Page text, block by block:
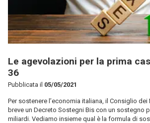
Le agevolazioni per la prima
36
Pubblicata il 05/05/2021
Per sostenere l’economia italiana, il Consiglio dei
breve un Decreto Sostegni Bis con un sostegno
miliardi. Vediamo insieme qual è la formula di